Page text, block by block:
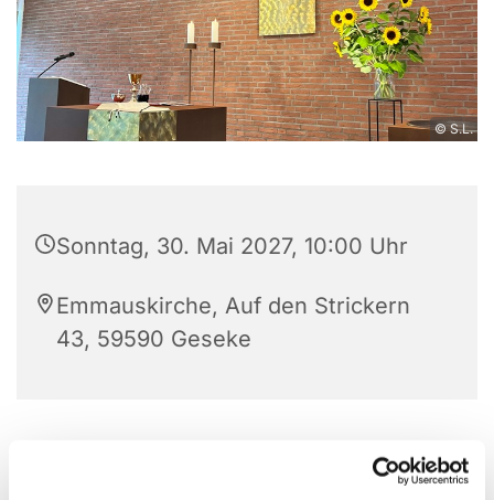
© S.L.
Sonntag, 30. Mai 2027, 10:00 Uhr
Emmauskirche, Auf den Strickern
43, 59590 Geseke